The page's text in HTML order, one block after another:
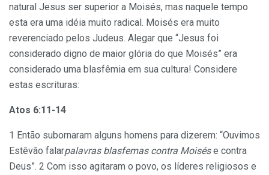
natural Jesus ser superior a Moisés, mas naquele tempo
esta era uma idéia muito radical. Moisés era muito
reverenciado pelos Judeus. Alegar que “Jesus foi
considerado digno de maior glória do que Moisés” era
considerado uma blasfêmia em sua cultura! Considere
estas escrituras:
Atos 6:11-14
1 Então subornaram alguns homens para dizerem: “Ouvimos
Estêvão falarpalavras blasfemas contra Moisése contra
Deus”. 2 Com isso agitaram o povo, os líderes religiosos e